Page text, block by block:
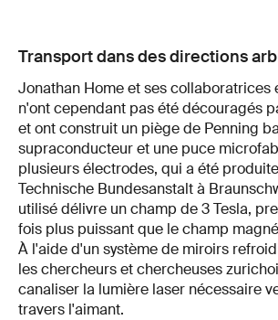
Transport dans des directions
Jonathan Home et ses collaboratrices
n'ont cependant pas été découragés
et ont construit un piège de Penning
supraconducteur et une puce
plusieurs électrodes, qui a été
Technische Bundesanstalt à
utilisé délivre un champ de 3 Tesla,
fois plus puissant que le champ
À l'aide d'un système de miroirs
les chercheurs et chercheuses
canaliser la lumière laser nécessaire
travers l'aimant.